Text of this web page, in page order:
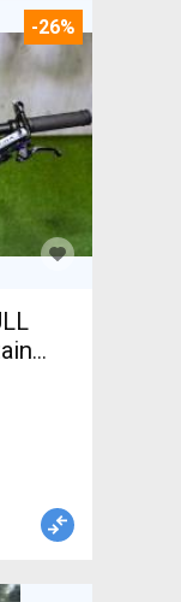
-26%